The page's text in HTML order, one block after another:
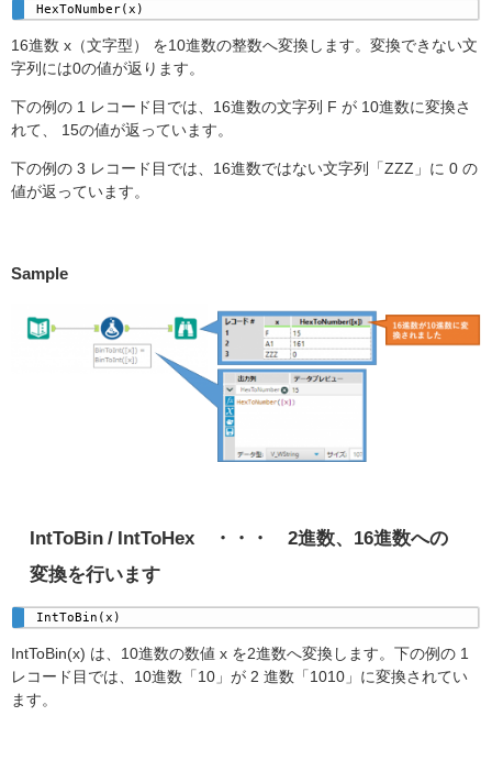
HexToNumber(x)
16進数 x（文字型） を10進数の整数へ変換します。変換できない文
字列には0の値が返ります。
下の例の 1 レコード目では、16進数の文字列 F が 10進数に変換さ
れて、 15の値が返っています。
下の例の 3 レコード目では、16進数ではない文字列「ZZZ」に 0 の
値が返っています。
Sample
IntToBin / IntToHex ・・・ 2進数、16進数への
変換を行います
IntToBin(x)
IntToBin(x) は、10進数の数値 x を2進数へ変換します。下の例の 1
レコード目では、10進数「10」が 2 進数「1010」に変換されてい
ます。